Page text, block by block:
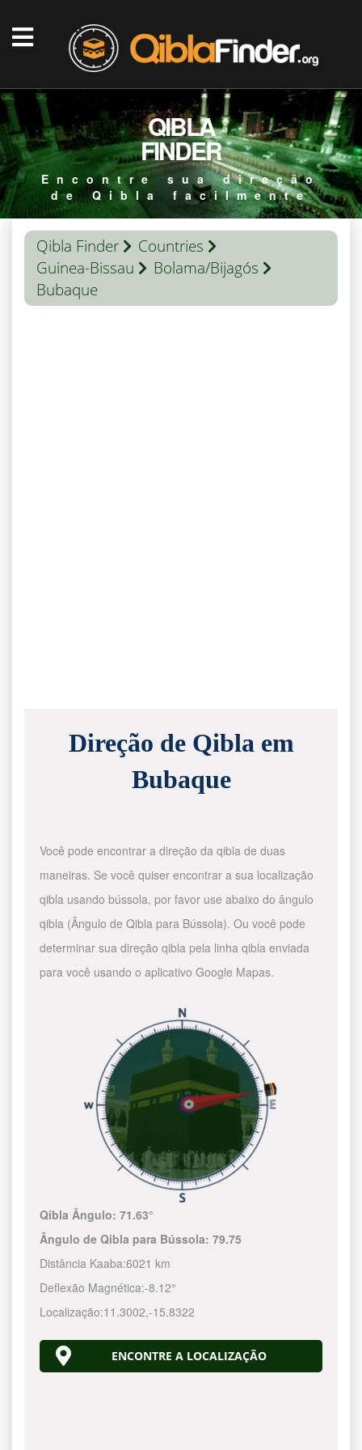
QIBLA
FINDER
Encontre sua direção
de Qibla facilmente
Qibla Finder
Countries
Guinea-Bissau
Bolama/Bijagós
Bubaque
Direção de Qibla em
Bubaque
Você pode encontrar a direção da qibla de duas
maneiras. Se você quiser encontrar a sua localização
qibla usando bússola, por favor use abaixo do ângulo
qibla (Ângulo de Qibla para Bússola). Ou você pode
determinar sua direção qibla pela linha qibla enviada
para você usando o aplicativo Google Mapas.
Qibla Ângulo:71.63°
Ângulo de Qibla para Bússola:79.75
Distância Kaaba:6021 km
Deflexão Magnética:-8.12°
Localização:11.3002,-15.8322
ENCONTRE A LOCALIZAÇÃO